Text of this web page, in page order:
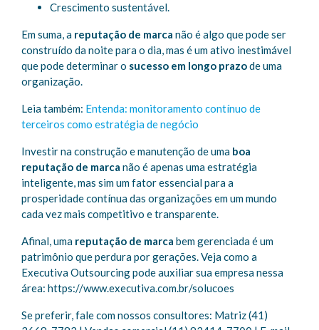
Crescimento sustentável.
Em suma, a reputação de marca não é algo que pode ser
construído da noite para o dia, mas é um ativo inestimável
que pode determinar o sucesso em longo prazode uma
organização.
Leia também: Entenda: monitoramento contínuo de
terceiros como estratégia de negócio
Investir na construção e manutenção de uma boa
reputação de marca não é apenas uma estratégia
inteligente, mas sim um fator essencial para a
prosperidade contínua das organizações em um mundo
cada vez mais competitivo e transparente.
Afinal, uma reputação de marca bem gerenciada é um
patrimônio que perdura por gerações. Veja como a
Executiva Outsourcing pode auxiliar sua empresa nessa
área: https://www.executiva.com.br/solucoes
Se preferir, fale com nossos consultores: Matriz (41)